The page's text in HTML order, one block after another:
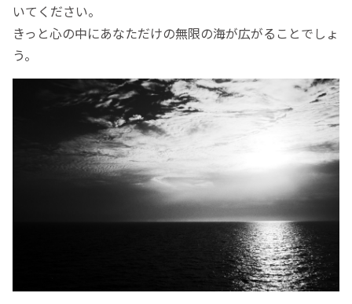
いてください。
きっと心の中にあなただけの無限の海が広がることでしょ
う。